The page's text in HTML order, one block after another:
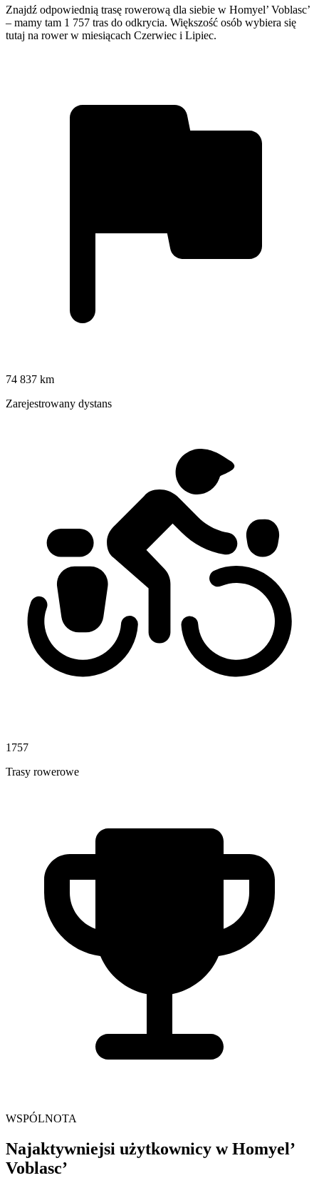
Znajdź odpowiednią trasę rowerową dla siebie w Homyel’ Voblasc’
– mamy tam 1 757 tras do odkrycia. Większość osób wybiera się
tutaj na rower w miesiącach Czerwiec i Lipiec.
74 837 km
Zarejestrowany dystans
1757
Trasy rowerowe
WSPÓLNOTA
Najaktywniejsi użytkownicy w Homyel’
Voblasc’